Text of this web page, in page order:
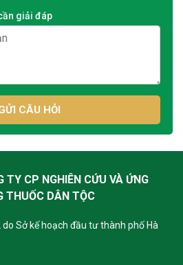
giải đáp
CÂU HỎI
TY CP NGHIÊN CỨU VÀ ỨNG
THUỐC DÂN TỘC
Sở kế hoạch đầu tư thành phố Hà